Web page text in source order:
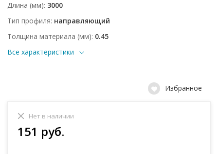
Длина (мм) 3000
Тип профиля направляющий
Толщина материала (мм) 0.45
Все характеристики
Избранное
Нет в наличии
151 руб.